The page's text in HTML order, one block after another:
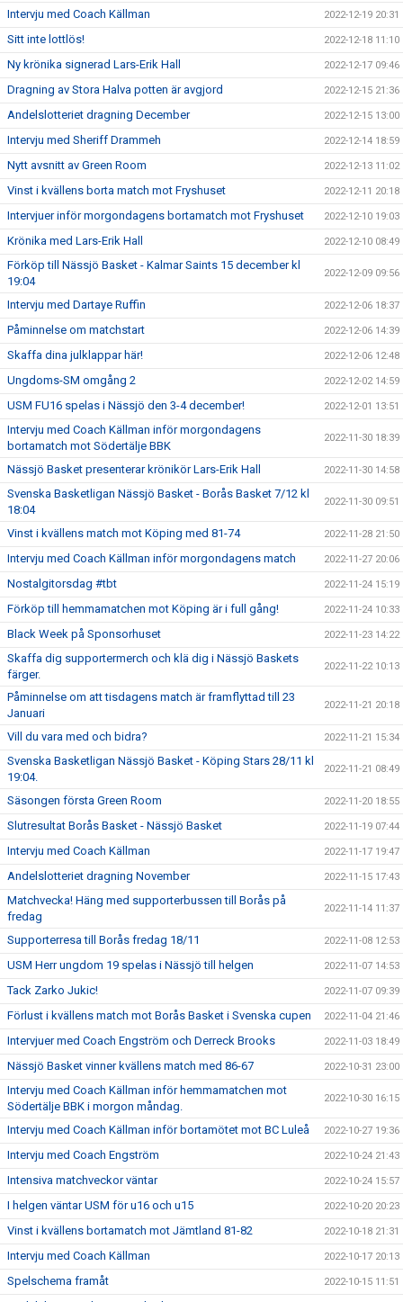
Intervju med Coach Källman 2022-12-19 20:31
Sitt inte lottlös! 2022-12-18 11:10
Ny krönika signerad Lars-Erik Hall 2022-12-17 09:46
Dragning av Stora Halva potten är avgjord 2022-12-15 21:36
Andelslotteriet dragning December 2022-12-15 13:00
Intervju med Sheriff Drammeh 2022-12-14 18:59
Nytt avsnitt av Green Room 2022-12-13 11:02
Vinst i kvällens borta match mot Fryshuset 2022-12-11 20:18
Intervjuer inför morgondagens bortamatch mot Fryshuset 2022-12-10 19:03
Krönika med Lars-Erik Hall 2022-12-10 08:49
Förköp till Nässjö Basket - Kalmar Saints 15 december kl
19:04
2022-12-09 09:56
Intervju med Dartaye Ruffin 2022-12-06 18:37
Påminnelse om matchstart 2022-12-06 14:39
Skaffa dina julklappar här! 2022-12-06 12:48
Ungdoms-SM omgång 2 2022-12-02 14:59
USM FU16 spelas i Nässjö den 3-4 december! 2022-12-01 13:51
Intervju med Coach Källman inför morgondagens
bortamatch mot Södertälje BBK
2022-11-30 18:39
Nässjö Basket presenterar krönikör Lars-Erik Hall 2022-11-30 14:58
Svenska Basketligan Nässjö Basket - Borås Basket 7/12 kl
18:04
2022-11-30 09:51
Vinst i kvällens match mot Köping med 81-74 2022-11-28 21:50
Intervju med Coach Källman inför morgondagens match 2022-11-27 20:06
Nostalgitorsdag #tbt 2022-11-24 15:19
Förköp till hemmamatchen mot Köping är i full gång! 2022-11-24 10:33
Black Week på Sponsorhuset 2022-11-23 14:22
Skaffa dig supportermerch och klä dig i Nässjö Baskets
färger.
2022-11-22 10:13
Påminnelse om att tisdagens match är framflyttad till 23
Januari
2022-11-21 20:18
Vill du vara med och bidra? 2022-11-21 15:34
Svenska Basketligan Nässjö Basket - Köping Stars 28/11 kl
19:04.
2022-11-21 08:49
Säsongen första Green Room 2022-11-20 18:55
Slutresultat Borås Basket - Nässjö Basket 2022-11-19 07:44
Intervju med Coach Källman 2022-11-17 19:47
Andelslotteriet dragning November 2022-11-15 17:43
Matchvecka! Häng med supporterbussen till Borås på
fredag
2022-11-14 11:37
Supporterresa till Borås fredag 18/11 2022-11-08 12:53
USM Herr ungdom 19 spelas i Nässjö till helgen 2022-11-07 14:53
Tack Zarko Jukic! 2022-11-07 09:39
Förlust i kvällens match mot Borås Basket i Svenska cupen 2022-11-04 21:46
Intervjuer med Coach Engström och Derreck Brooks 2022-11-03 18:49
Nässjö Basket vinner kvällens match med 86-67 2022-10-31 23:00
Intervju med Coach Källman inför hemmamatchen mot
Södertälje BBK i morgon måndag.
2022-10-30 16:15
Intervju med Coach Källman inför bortamötet mot BC Luleå 2022-10-27 19:36
Intervju med Coach Engström 2022-10-24 21:43
Intensiva matchveckor väntar 2022-10-24 15:57
I helgen väntar USM för u16 och u15 2022-10-20 20:23
Vinst i kvällens bortamatch mot Jämtland 81-82 2022-10-18 21:31
Intervju med Coach Källman 2022-10-17 20:13
Spelschema framåt 2022-10-15 11:51